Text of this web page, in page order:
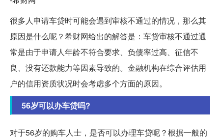
很多人申请车贷时可能会遇到审核不通过的情况，那么其
原因是什么呢？希财网给出的解答是：车贷审核不通过通
常是由于申请人年龄不符合要求、负债率过高、征信不
良、没有还款能力等因素导致的。金融机构在综合评估用
户的信用资质状况时会考虑多个方面的原因。
56岁可以办车贷吗?
对于56岁的购车人士，是否可以办理车贷呢？根据一般的